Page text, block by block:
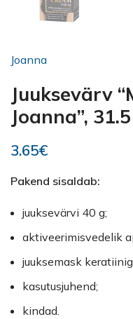
Joanna
Juuksevärv
Joanna”,
3.65€
Pakend sisaldab:
juuksevärvi 40 g;
aktiveerimisvedelik
juuksemask
kasutusjuhend;
kindad.